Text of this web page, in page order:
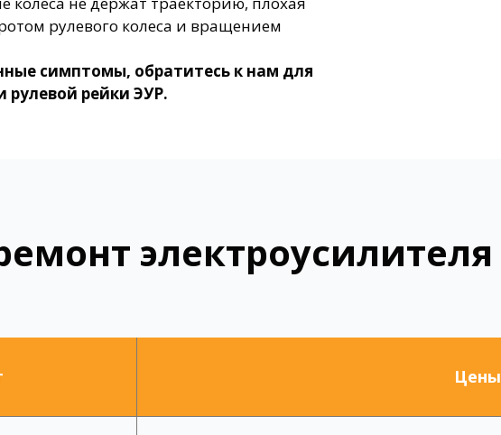
рулевого колеса и вращением
симптомы, обратитесь к нам для
рулевой рейки ЭУР.
Цены